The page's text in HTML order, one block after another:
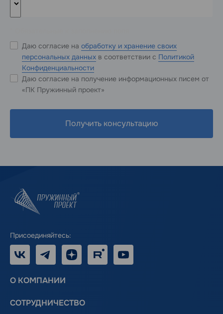
Даю согласие на обработку и хранение своих
персональных данных в соответствии с Политикой
Конфиденциальности
Даю согласие на получение информационных писем от
«ПК Пружинный проект»
Получить консультацию
Присоединяйтесь:
Telegram Дзен RUTUBE
О КОМПАНИИ
СОТРУДНИЧЕСТВО